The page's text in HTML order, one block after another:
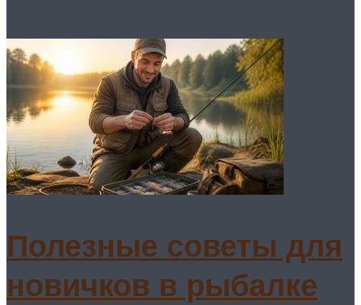
Полезные советы для
новичков в рыбалке